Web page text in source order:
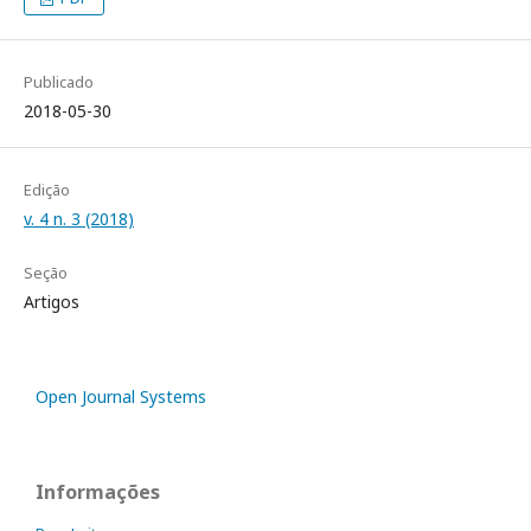
Publicado
2018-05-30
Edição
v. 4 n. 3 (2018)
Seção
Artigos
Open Journal Systems
Informações